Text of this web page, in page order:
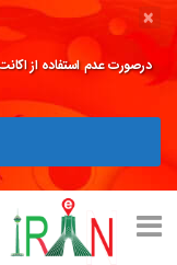
×
درصورت عدم استفاده از